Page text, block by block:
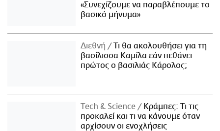
«Συνεχίζουμε να παραβλέπουμε το
βασικό μήνυμα»
Διεθνή
Τι θα ακολουθήσει για τη
βασίλισσα Καμίλα εάν πεθάνει
πρώτος ο βασιλιάς Κάρολος;
Τech & Science
Κράμπες: Τι τις
προκαλεί και τι να κάνουμε όταν
αρχίσουν οι ενοχλήσεις